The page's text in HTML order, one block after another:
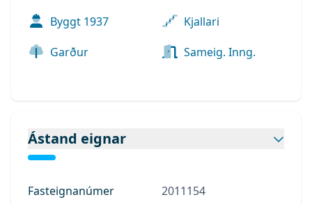
Byggt 1937
Kjallari
Garður
Sameig. Inng.
Ástand eignar
Fasteignanúmer
2011154